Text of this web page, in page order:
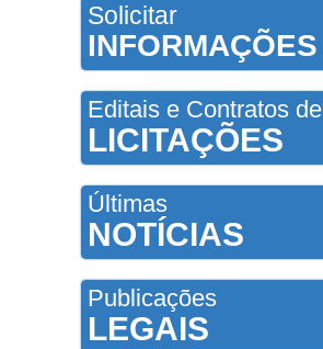
Solicitar
INFORMAÇÕES
Editais e Contratos de
LICITAÇÕES
Últimas
NOTÍCIAS
Publicações
LEGAIS